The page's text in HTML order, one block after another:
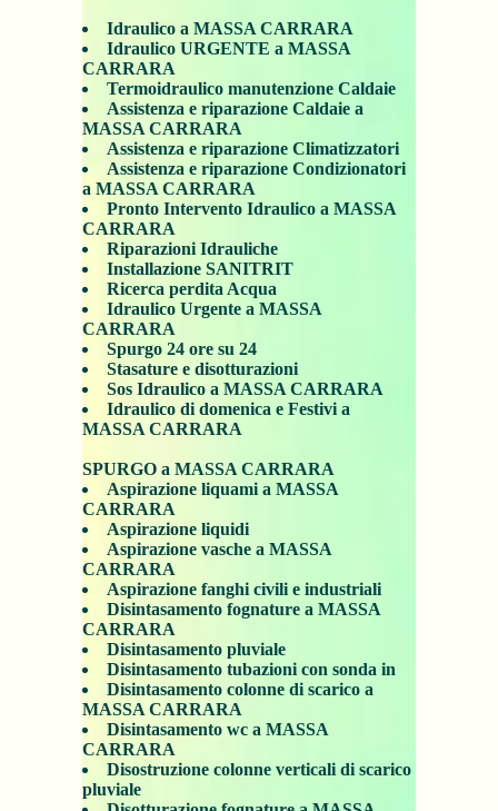
Idraulico a MASSA CARRARA
Idraulico URGENTE a MASSA
CARRARA
Termoidraulico manutenzione Caldaie
Assistenza e riparazione Caldaie a
MASSA CARRARA
Assistenza e riparazione Climatizzatori
Assistenza e riparazione Condizionatori
a MASSA CARRARA
Pronto Intervento Idraulico a MASSA
CARRARA
Riparazioni Idrauliche
Installazione SANITRIT
Ricerca perdita Acqua
Idraulico Urgente a MASSA
CARRARA
Spurgo 24 ore su 24
Stasature e disotturazioni
Sos Idraulico a MASSA CARRARA
Idraulico di domenica e Festivi a
MASSA CARRARA
SPURGO a MASSA CARRARA
Aspirazione liquami a MASSA
CARRARA
Aspirazione liquidi
Aspirazione vasche a MASSA
CARRARA
Aspirazione fanghi civili e industriali
Disintasamento fognature a MASSA
CARRARA
Disintasamento pluviale
Disintasamento tubazioni con sonda in
Disintasamento colonne di scarico a
MASSA CARRARA
Disintasamento wc a MASSA
CARRARA
Disostruzione colonne verticali di scarico
pluviale